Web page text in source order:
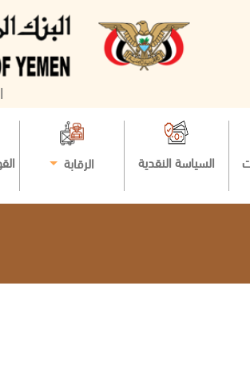
السياسة النقدية الرقابة